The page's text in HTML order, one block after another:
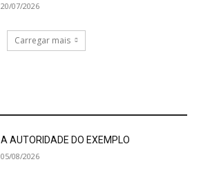
20/07/2026
Carregar mais
A AUTORIDADE DO EXEMPLO
05/08/2026